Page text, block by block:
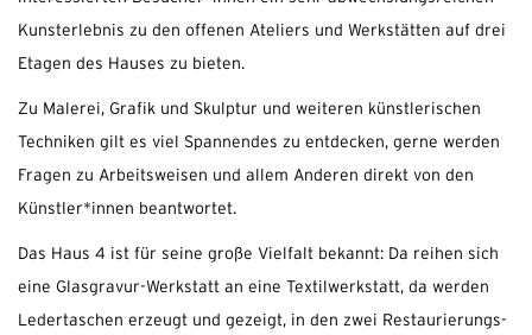
Kunsterlebnis zu den offenen Ateliers und Werkstätten auf drei
Etagen des Hauses zu bieten.
Zu Malerei, Grafik und Skulptur und weiteren künstlerischen
Techniken gilt es viel Spannendes zu entdecken, gerne werden
Fragen zu Arbeitsweisen und allem Anderen direkt von den
Künstler*innen beantwortet.
Das Haus 4 ist für seine große Vielfalt bekannt: Da reihen sich
eine Glasgravur-Werkstatt an eine Textilwerkstatt, da werden
Ledertaschen erzeugt und gezeigt, in den zwei Restaurierungs-